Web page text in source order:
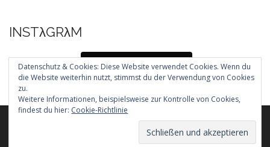
INSTλGRλM
Folg mir auf Instagram
. All Rights Reserved.
The Arcade Basic Theme bybavotasan.com.
Datenschutz & Cookies: Diese Website verwendet Cookies. Wenn du
die Website weiterhin nutzt, stimmst du der Verwendung von Cookies
zu.
Weitere Informationen, beispielsweise zur Kontrolle von Cookies,
findest du hier: Cookie-Richtlinie